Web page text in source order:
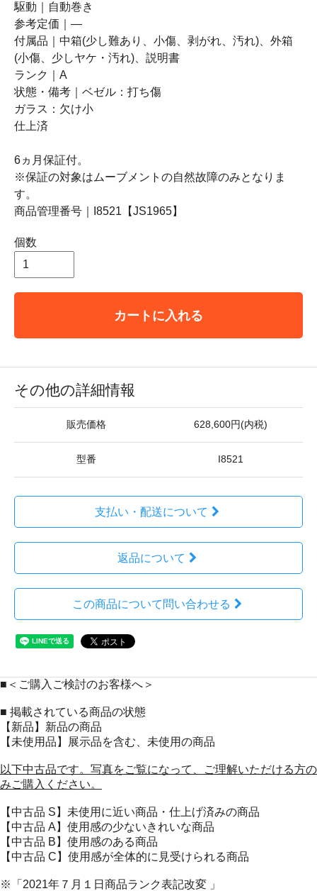
駆動｜自動巻き
参考定価｜―
付属品｜中箱(少し難あり、小傷、剥がれ、汚れ)、外箱
(小傷、少しヤケ・汚れ)、説明書
ランク｜A
状態・備考｜ベゼル：打ち傷
ガラス：欠け小
仕上済
6ヵ月保証付。
※保証の対象はムーブメントの自然故障のみとなりま
す。
商品管理番号｜I8521【JS1965】
個数
カートに入れる
その他の詳細情報
販売価格 628,600円(内税)
型番 I8521
支払い・配送について
返品について
この商品について問い合わせる
■＜ご購入ご検討のお客様へ＞
■ 掲載されている商品の状態
【新品】新品の商品
【未使用品】展示品を含む、未使用の商品
以下中古品です。写真をご覧になって、ご理解いただける方の
みご購入ください。
【中古品 S】未使用に近い商品・仕上げ済みの商品
【中古品 A】使用感の少ないきれいな商品
【中古品 B】使用感のある商品
【中古品 C】使用感が全体的に見受けられる商品
※「2021年７月１日商品ランク表記改変 」